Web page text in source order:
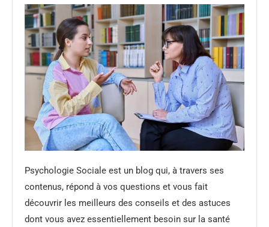
Psychologie Sociale est un blog qui, à travers ses
contenus, répond à vos questions et vous fait
découvrir les meilleurs des conseils et des astuces
dont vous avez essentiellement besoin sur la santé